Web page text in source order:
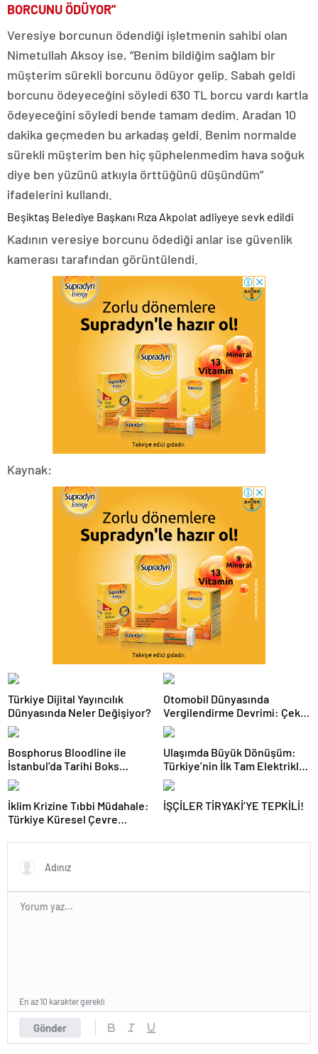
BORCUNU ÖDÜYOR”
Veresiye borcunun ödendiği işletmenin sahibi olan
Nimetullah Aksoy ise, “Benim bildiğim sağlam bir
müşterim sürekli borcunu ödüyor gelip. Sabah geldi
borcunu ödeyeceğini söyledi 630 TL borcu vardı kartla
ödeyeceğini söyledi bende tamam dedim. Aradan 10
dakika geçmeden bu arkadaş geldi. Benim normalde
sürekli müşterim ben hiç şüphelenmedim hava soğuk
diye ben yüzünü atkıyla örttüğünü düşündüm”
ifadelerini kullandı.
Beşiktaş Belediye Başkanı Rıza Akpolat adliyeye sevk edildi
Kadının veresiye borcunu ödediği anlar ise güvenlik
kamerası tarafından görüntülendi.
Kaynak:
Türkiye Dijital Yayıncılık
Dünyasında Neler Değişiyor?
Otomobil Dünyasında
Vergilendirme Devrimi: Çekiş
Sistemleri ve Yeni Dönem
Bosphorus Bloodline ile
İstanbul’da Tarihi Boks
Gecesi
Ulaşımda Büyük Dönüşüm:
Türkiye’nin İlk Tam Elektrikli
Akaryakıt İstasyonu Deneyimi
İklim Krizine Tıbbi Müdahale:
Türkiye Küresel Çevre
Değiştirdi?
İŞÇİLER TİRYAKİ’YE TEPKİLİ!
Gönder
En az 10 karakter gerekli